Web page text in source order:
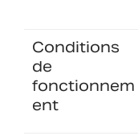
Conditions
de
fonctionnem
ent